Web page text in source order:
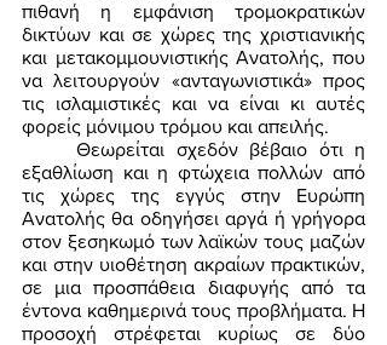
πιθανή η εμφάνιση τρομοκρατικών
δικτύων και σε χώρες της χριστιανικής
και μετακομμουνιστικής Ανατολής, που
να λειτουργούν «ανταγωνιστικά» προς
τις ισλαμιστικές και να είναι κι αυτές
φορείς μόνιμου τρόμου και απειλής.
	Θεωρείται σχεδόν βέβαιο ότι η
εξαθλίωση και η φτώχεια πολλών από
τις χώρες της εγγύς στην Ευρώπη
Ανατολής θα οδηγήσει αργά ή γρήγορα
στον ξεσηκωμό των λαϊκών τους μαζών
και στην υιοθέτηση ακραίων πρακτικών,
σε μια προσπάθεια διαφυγής από τα
έντονα καθημερινά τους προβλήματα. Η
προσοχή στρέφεται κυρίως σε δύο